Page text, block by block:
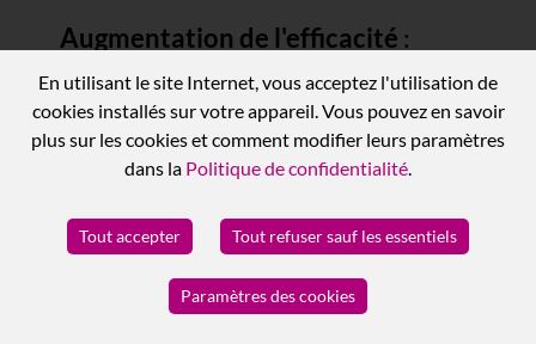
Augmentation de l'efficacité :
Interface utilisateur claire et
fonctionnalités du système qui
contribuent à économiser du temps et
de l'argent.
Documents d'inventaire
professionnels: Création et gestion
faciles de documents d'inventaire,
garantissant la précision et la
En utilisant le site Internet, vous acceptez l'utilisation de
cookies installés sur votre appareil. Vous pouvez en savoir
plus sur les cookies et comment modifier leurs paramètres
dans la Politique de confidentialité.
Tout accepter Tout refuser sauf les essentiels
Paramètres des cookies